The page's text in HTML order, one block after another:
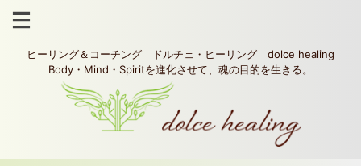
ヒーリング＆コーチング ドルチェ・ヒーリング dolce healing
Body・Mind・Spiritを進化させて、魂の目的を生きる。